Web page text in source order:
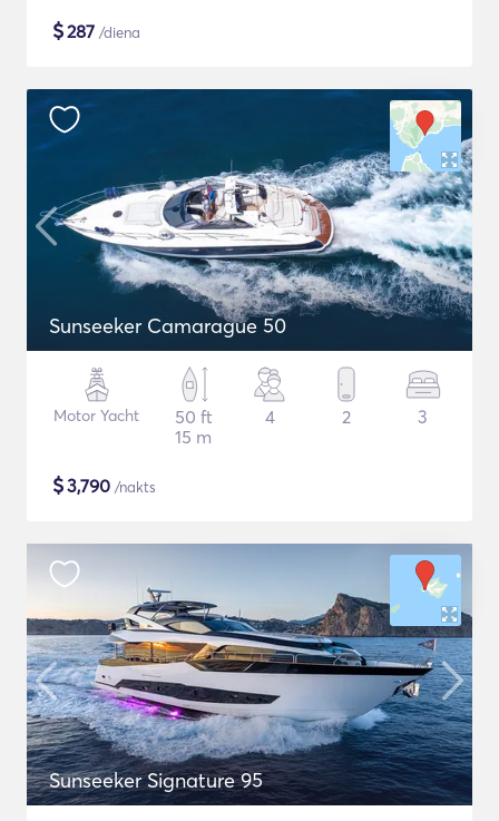
$287 /diena
Sunseeker Camarague 50
Motor Yacht
50 ft
15 m
4 2 3
$3,790 /nakts
Sunseeker Signature 95